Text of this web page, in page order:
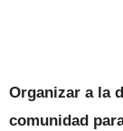
Organizar a la
comunidad